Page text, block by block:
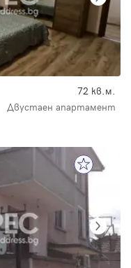
72 кв.м.
Двустаен апартамент